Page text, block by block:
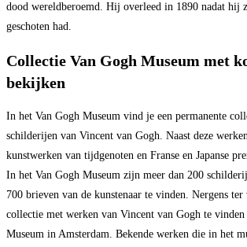
dood wereldberoemd. Hij overleed in 1890 nadat hij
geschoten had.
Collectie Van Gogh Museum met
bekijken
In het Van Gogh Museum vind je een permanente
schilderijen van Vincent van Gogh. Naast deze
kunstwerken van tijdgenoten en Franse en Japanse
In het Van Gogh Museum zijn meer dan 200
700 brieven van de kunstenaar te vinden. Nergens
collectie met werken van Vincent van Gogh te
Museum in Amsterdam. Bekende werken die in het